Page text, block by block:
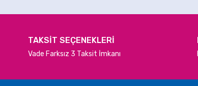
TAKSİT SEÇENEKLERİ
Vade Farksız 3 Taksit İmkanı